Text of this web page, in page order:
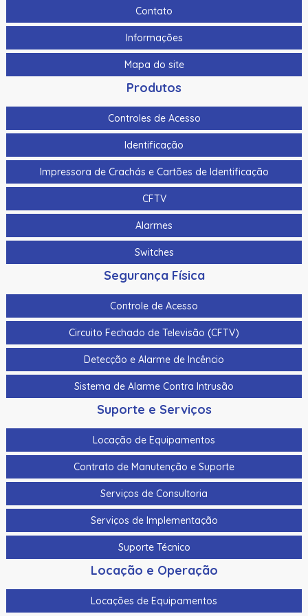
As-1153 | Assa Abloy | Botoeira Em Alumínio
Bat-7 | Assa Abloy | Bateria De Gel Selada
Botao De Panico Sem Fio Hikvision Ds-Pdeb1-Eg2-We(B)
Botao De Saida Quebra Vidro Hikvision Ds-K7Peb/Green
Botao Panico Para Termnais Mobile Hikvision Ds-1530Hmi
Botoeira/Botao De Saida Aco Inoxidavel Hikvision Ds-
Botoeira/Botao De Saida Sem Toque Aco Inoxidavel
Hikvision Ds-K7P04 86X50X34Mm
Bts400 | Assa Abloy | Botoeira Tipo “No Touch”
Cabo Para Cameras Mobile 2 Metros Hikvision Ds-
Cabo Para Cameras Mobile 4 Metros Hikvision Ds-
Cadastrador De Cartoes Hikvision Ds-K1F100-D8E Dupla
Frequencia 125Khz (Em) E 13,56Mhz (Mifare)
Cadastrador Impressao Digital Hikvision Ds-K1F820-F
Cartao De Memoria Hikvision Hs-Tf-H1I 32G
Cartao De Proximidade Rfid Hikvision Ds-K7M101-E0 Freq.
Em 125Khz Em Pvc
Cartao De Proximidade Rfid Hikvision Ds-Kem125 Em
125Khz
Cartao De Proximidade Rfid Hikvision Fm11Rf08-M1 Mifare
Cartao De Proximidade Rfid Hikvision Frequencia Dupla
Mifare 13,56Mhz E Em 125Khz Em Pvc
Contato
Informações
Mapa do site
Produtos
Controles de Acesso
Identificação
Impressora de Crachás e Cartões de Identificação
CFTV
Alarmes
Switches
Segurança Física
Controle de Acesso
Circuito Fechado de Televisão (CFTV)
Detecção e Alarme de Incêncio
Sistema de Alarme Contra Intrusão
Suporte e Serviços
Locação de Equipamentos
Contrato de Manutenção e Suporte
Serviços de Consultoria
Serviços de Implementação
Suporte Técnico
Locação e Operação
Locações de Equipamentos